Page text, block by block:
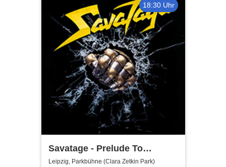
18:30 Uhr
Savatage - Prelude To
Madness - Summer Tour 2026
Leipzig, Parkbühne (Clara Zetkin Park)